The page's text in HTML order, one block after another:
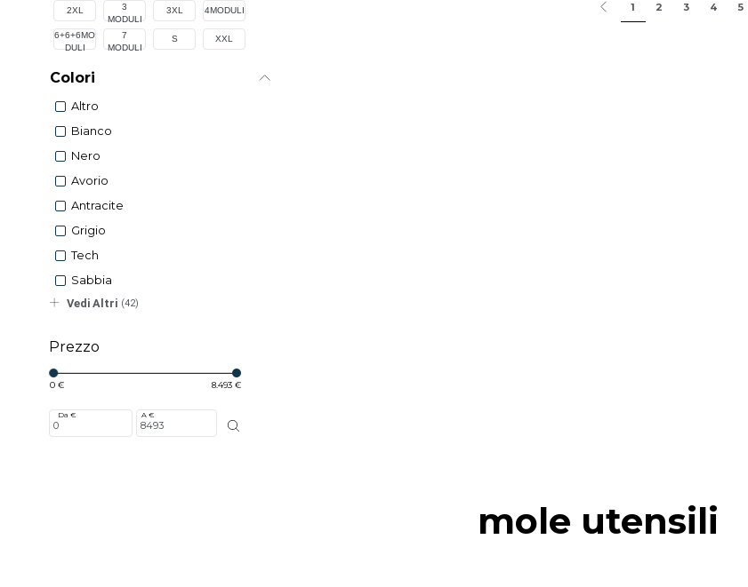
2XL
3
MODULI
3XL 4MODULI
6+6+6MO
DULI
7
MODULI
S XXL
Colori
Altro
Bianco
Nero
Avorio
Antracite
Grigio
Tech
Sabbia
Vedi Altri (42)
Prezzo
0 € 8.493 €
Da € A €
1 2 3 4 5
mole utensili